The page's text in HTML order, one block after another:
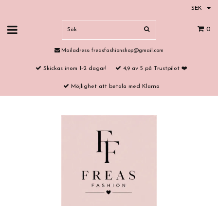
SEK
0
Mailadress: freasfashionshop@gmail.com
Skickas inom 1-2 dagar! 4,9 av 5 på Trustpilot ❤️
Möjlighet att betala med Klarna